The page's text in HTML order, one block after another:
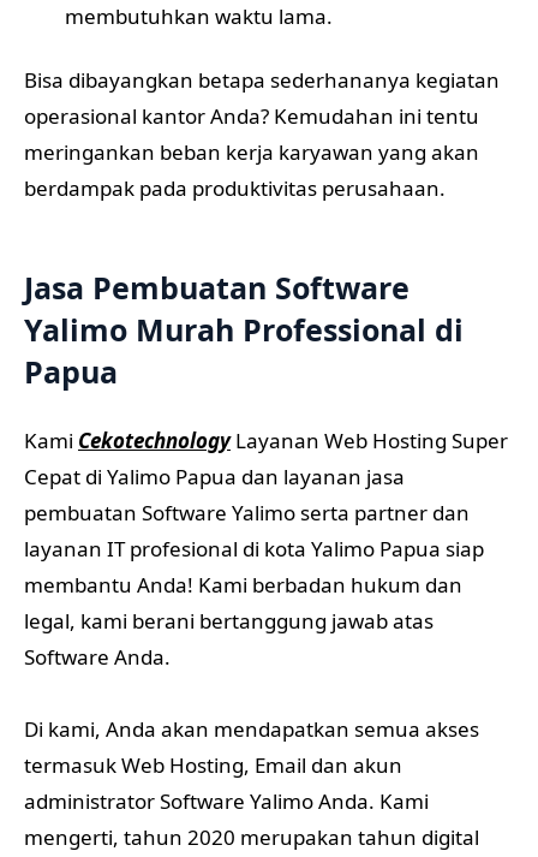
membutuhkan waktu lama.
Bisa dibayangkan betapa sederhananya kegiatan
operasional kantor Anda? Kemudahan ini tentu
meringankan beban kerja karyawan yang akan
berdampak pada produktivitas perusahaan.
Jasa Pembuatan Software
Yalimo Murah Professional di
Papua
Kami CekotechnologyLayanan Web Hosting Super
Cepat di Yalimo Papua dan layanan jasa
pembuatan Software Yalimo serta partner dan
layanan IT profesional di kota Yalimo Papua siap
membantu Anda! Kami berbadan hukum dan
legal, kami berani bertanggung jawab atas
Software Anda.
Di kami, Anda akan mendapatkan semua akses
termasuk Web Hosting, Email dan akun
administrator Software Yalimo Anda. Kami
mengerti, tahun 2020 merupakan tahun digital